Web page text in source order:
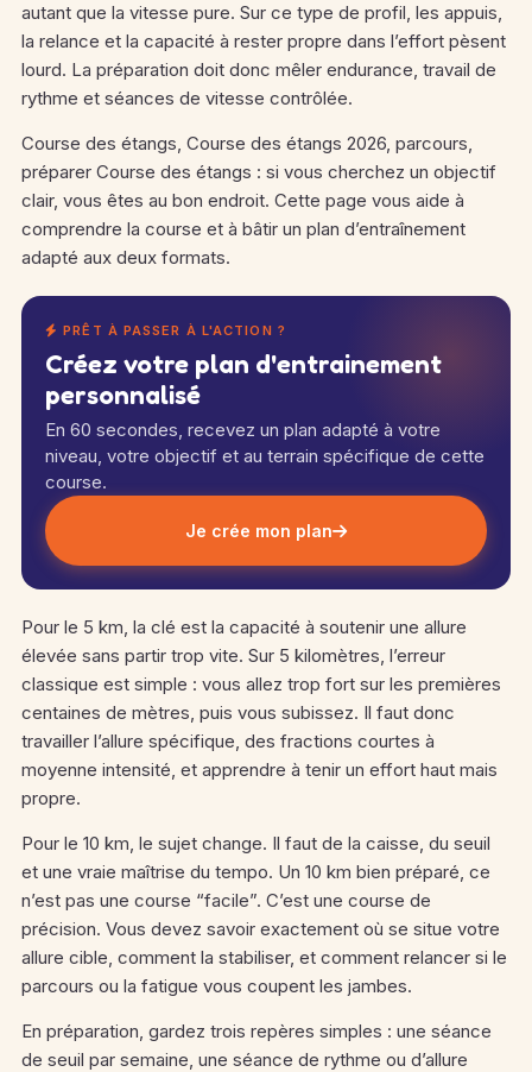
autant que la vitesse pure. Sur ce type de profil, les appuis,
la relance et la capacité à rester propre dans l’effort pèsent
lourd. La préparation doit donc mêler endurance, travail de
rythme et séances de vitesse contrôlée.
Course des étangs, Course des étangs 2026, parcours,
préparer Course des étangs : si vous cherchez un objectif
clair, vous êtes au bon endroit. Cette page vous aide à
comprendre la course et à bâtir un plan d’entraînement
adapté aux deux formats.
PRÊT À PASSER À L'ACTION ?
Créez votre plan d'entrainement
personnalisé
En 60 secondes, recevez un plan adapté à votre
niveau, votre objectif et au terrain spécifique de cette
course.
Je crée mon plan
Pour le 5 km, la clé est la capacité à soutenir une allure
élevée sans partir trop vite. Sur 5 kilomètres, l’erreur
classique est simple : vous allez trop fort sur les premières
centaines de mètres, puis vous subissez. Il faut donc
travailler l’allure spécifique, des fractions courtes à
moyenne intensité, et apprendre à tenir un effort haut mais
propre.
Pour le 10 km, le sujet change. Il faut de la caisse, du seuil
et une vraie maîtrise du tempo. Un 10 km bien préparé, ce
n’est pas une course “facile”. C’est une course de
précision. Vous devez savoir exactement où se situe votre
allure cible, comment la stabiliser, et comment relancer si le
parcours ou la fatigue vous coupent les jambes.
En préparation, gardez trois repères simples : une séance
de seuil par semaine, une séance de rythme ou d’allure